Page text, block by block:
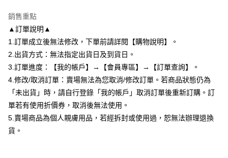
醒簡訊。
帳／街口支付／iPASS MONEY」等通路繳費。
【注意事項】
1.本服務係由「台灣大哥大股份有限公司」（以下簡稱本公司）所提供，讓
用戶於交易時，得透過本服務購買商品或服務，並由商店將買賣／分期付款
買賣價金債權讓與本公司後，依約使用本公司帳單繳交帳款。
資料（包含姓名、電話或地址）提供予台灣大哥大進項蒐集、處理及利用，
由本公司與您本人進行分期帳單所需資料之確認、核對及更正。
3.完整用戶服務條款，請詳閱以下連結：https://oppay.tw/userRule
１．於結帳方式選擇「AFTEE先享後付」後，將跳轉至「AFTEE先享後付」
結帳頁面，進行簡訊認證並確認金額後，即可完成結帳。
３．收到繳費通知簡訊後14天內，點擊此簡訊中的連結，可透過四大超商／
ATM／網路銀行／等多元方式進行付款，方視為交易完成。
※ 請注意：結帳手續完成當下不需立刻繳費，但若您需要取消訂單，請聯絡
購買商品的店家。未經商家同意取消之訂單仍視為有效，需透過AFTEE先享
後付繳納相關費用。
※ 交易是否成功請以「AFTEE先享後付 」之結帳頁面顯示為準，若有關於
是否繳費成功／繳費後需取消欲退款等相關疑問，請聯繫「AFTEE先享後付
客戶支援中心」https://netprotections.freshdesk.com/support/home
【注意事項】
付款後全家取貨
每筆NT$80，滿NT$699(含以上)免運費
7-11付款取貨
每筆NT$80，滿NT$699(含以上)免運費
付款後7-11取貨
每筆NT$80，滿NT$699(含以上)免運費
宅配
銷售重點
▲訂單說明▲
1.訂單成立後無法修改，下單前請詳閱【購物說明】。
2.出貨方式：無法指定出貨日及到貨日。
3.訂單進度：【我的帳戶】→【會員專區】→【訂單查詢】。
4.修改/取消訂單：賣場無法為您取消/修改訂單。若商品狀態仍為
「未出貨」時，請自行登錄「我的帳戶」取消訂單後重新訂購。訂
單若有使用折價券，取消後無法使用。
5.賣場商品為個人親膚用品，若經拆封或使用過，恕無法辦理退換
貨。